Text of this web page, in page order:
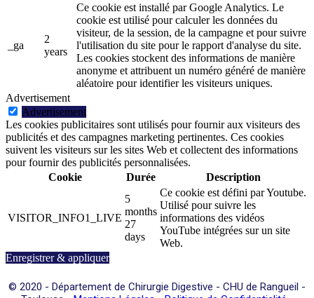
_ga
2
years
Ce cookie est installé par Google Analytics. Le
cookie est utilisé pour calculer les données du
visiteur, de la session, de la campagne et pour suivre
l'utilisation du site pour le rapport d'analyse du site.
Les cookies stockent des informations de manière
anonyme et attribuent un numéro généré de manière
aléatoire pour identifier les visiteurs uniques.
Advertisement
Advertisement
Les cookies publicitaires sont utilisés pour fournir aux visiteurs des
publicités et des campagnes marketing pertinentes. Ces cookies
suivent les visiteurs sur les sites Web et collectent des informations
pour fournir des publicités personnalisées.
Cookie
Durée Description
VISITOR_INFO1_LIVE
5
months
27
days
Ce cookie est défini par Youtube.
Utilisé pour suivre les
informations des vidéos
YouTube intégrées sur un site
Web.
Enregistrer & appliquer
© 2020 - Département de Chirurgie Digestive - CHU de Rangueil -